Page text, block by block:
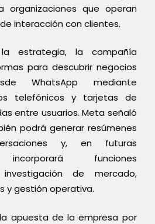
organizaciones que operan
interacción con clientes.
estrategia, la compañía
para descubrir negocios
WhatsApp mediante
telefónicos y tarjetas de
entre usuarios. Meta señaló
podrá generar resúmenes
y, en futuras
incorporará funciones
de mercado,
y gestión operativa.
apuesta de la empresa por